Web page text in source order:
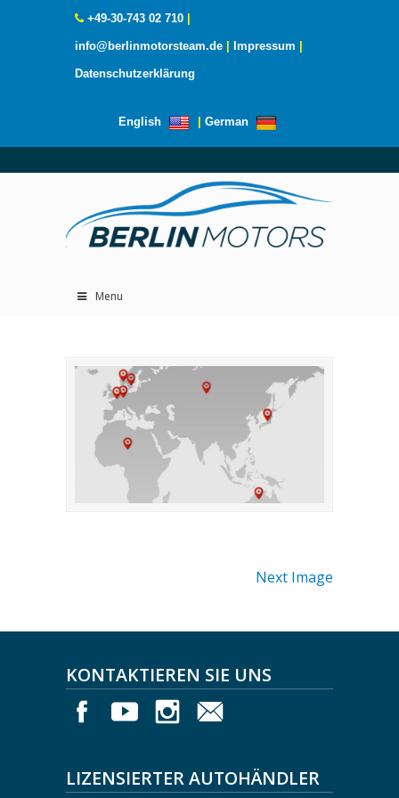
+49-30-743 02 710
info@berlinmotorsteam.de Impressum
Datenschutzerklärung
English German
Menu
Next Image
KONTAKTIEREN SIE UNS
LIZENSIERTER AUTOHÄNDLER